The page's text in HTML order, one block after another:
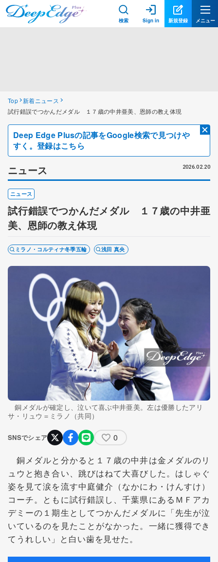
検索 Sign in 新規登録 メニュー
Top 新着ニュース
試行錯誤でつかんだメダル １７歳の中井亜美、恩師の教え体現
Deep Edge Plusの記事をGoogle検索で見つけや
すく。登録はこちら
ニュース 2026.02.20
ニュース
試行錯誤でつかんだメダル １７歳の中井亜
美、恩師の教え体現
ミラノ・コルティナ冬季五輪 浅田 真央
銅メダルが確定し、泣いて喜ぶ中井亜美。左は優勝したアリ
サ・リュウ＝ミラノ（共同）
SNSでシェア 0
銅メダルと分かると１７歳の中井は金メダルのリ
ュウと抱き合い、跳びはねて大喜びした。はしゃぐ
姿を見て涙を流す中庭健介（なかにわ・けんすけ）
コーチ。ともに試行錯誤し、千葉県にあるＭＦアカ
デミーの１期生としてつかんだメダルに「先生が泣
いているのを見たことがなかった。一緒に獲得でき
てうれしい」と白い歯を見せた。